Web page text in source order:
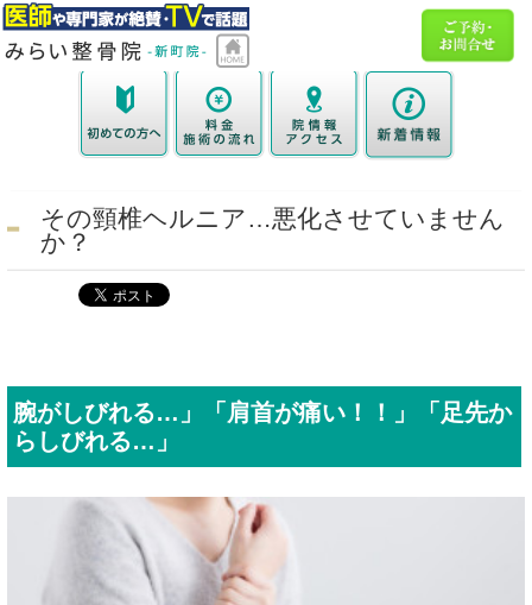
その頸椎ヘルニア…悪化させていません
か？
腕がしびれる…」「肩首が痛い！！」「足先か
らしびれる…」